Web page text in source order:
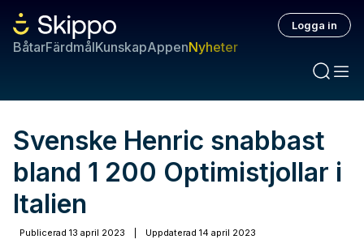
BåtarFärdmålKunskapAppenNyheter
Logga in
Svenske Henric snabbast
bland 1 200 Optimistjollar i
Italien
Publicerad 13 april 2023 Uppdaterad 14 april 2023